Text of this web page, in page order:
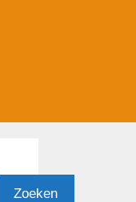
Zoeken